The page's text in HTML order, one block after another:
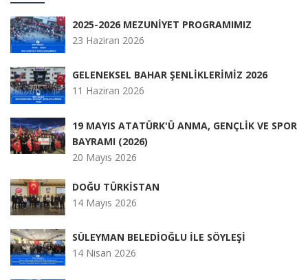
2025-2026 MEZUNİYET PROGRAMIMIZ
23 Haziran 2026
GELENEKSEL BAHAR ŞENLİKLERİMİZ 2026
11 Haziran 2026
19 MAYIS ATATÜRK'Ü ANMA, GENÇLİK VE SPOR
BAYRAMI (2026)
20 Mayıs 2026
DOĞU TÜRKİSTAN
14 Mayıs 2026
SÜLEYMAN BELEDİOĞLU İLE SÖYLEŞİ
14 Nisan 2026